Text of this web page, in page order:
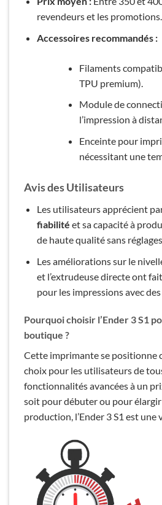
revendeurs et les promotions.
Accessoires recommandés :
Filaments
TPU premium).
Module de
l’impression à
Enceinte pour
nécessitant une
Avis des Utilisateurs
Les utilisateurs apprécient
fiabilité et sa capacité à
de haute qualité sans
Les améliorations sur le
et l’extrudeuse directe ont
pour les impressions avec
Pourquoi choisir l’Ender 3 S1
boutique ?
Cette imprimante se positionne
choix pour les utilisateurs de
fonctionnalités avancées à un
soit pour débuter ou pour élargir
production, l’Ender 3 S1 est une